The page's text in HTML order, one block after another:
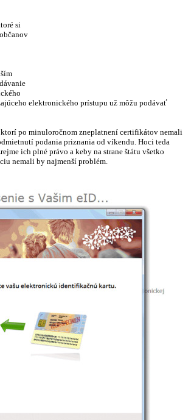
si
elektronického prístupu už môžu podávať
po minuloročnom zneplatnení certifikátov nemali
podania priznania od víkendu. Hoci teda
ich plné právo a keby na strane štátu všetko
nemali by najmenší problém.